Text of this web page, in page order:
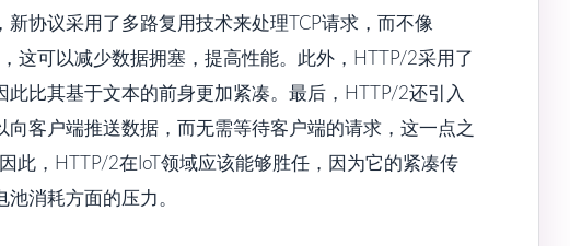
协议采用了多路复用技术来处理TCP请求，而不像
这可以减少数据拥塞，提高性能。此外，HTTP/2采用了
此比其基于文本的前身更加紧凑。最后，HTTP/2还引入
向客户端推送数据，而无需等待客户端的请求，这一点之
此，HTTP/2在IoT领域应该能够胜任，因为它的紧凑传
消耗方面的压力。